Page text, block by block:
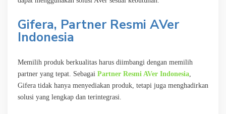
Gifera, Partner Resmi AVer
Indonesia
Memilih produk berkualitas harus diimbangi dengan memilih
partner yang tepat. Sebagai Partner Resmi AVer Indonesia,
Gifera tidak hanya menyediakan produk, tetapi juga menghadirkan
solusi yang lengkap dan terintegrasi.